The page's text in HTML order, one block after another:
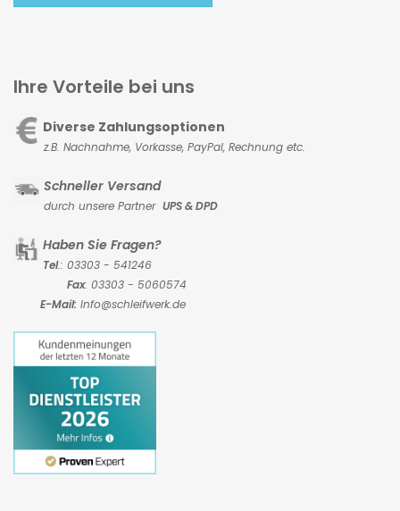
Ihre Vorteile bei uns
Diverse Zahlungsoptionen
z.B. Nachnahme, Vorkasse, PayPal, Rechnung etc.
Schneller Versand
durch unsere Partner UPS & DPD
Haben Sie Fragen?
Tel.: 03303 - 541246
Fax: 03303 - 5060574
E-Mail: Info@schleifwerk.de